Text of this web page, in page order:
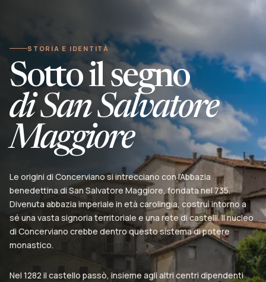
STORIA E IDENTITÀ
Sotto il segno
di San Salvatore
Maggiore
Le origini di Concerviano si intrecciano con l’Abbazia
benedettina di San Salvatore Maggiore, fondata nel 735.
Divenuta abbazia imperiale in età carolingia, costruì intorno a
sé una vasta signoria territoriale e una rete di castelli. Il nucleo
di Concerviano crebbe dentro questo sistema di potere
monastico.
Nel 1282 il castello passò, insieme agli altri centri dipendenti